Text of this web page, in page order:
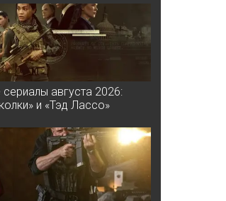
августа 2026:
и «Тэд Лассо»